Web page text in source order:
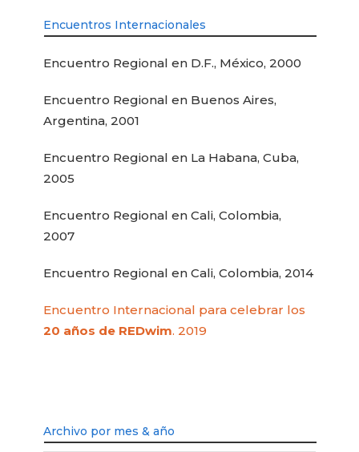
Encuentros Internacionales
Encuentro Regional en D.F., México, 2000
Encuentro Regional en Buenos Aires,
Argentina, 2001
Encuentro Regional en La Habana, Cuba,
2005
Encuentro Regional en Cali, Colombia,
2007
Encuentro Regional en Cali, Colombia, 2014
Encuentro Internacional para celebrar los
20 años de REDwim. 2019
Archivo por mes & año